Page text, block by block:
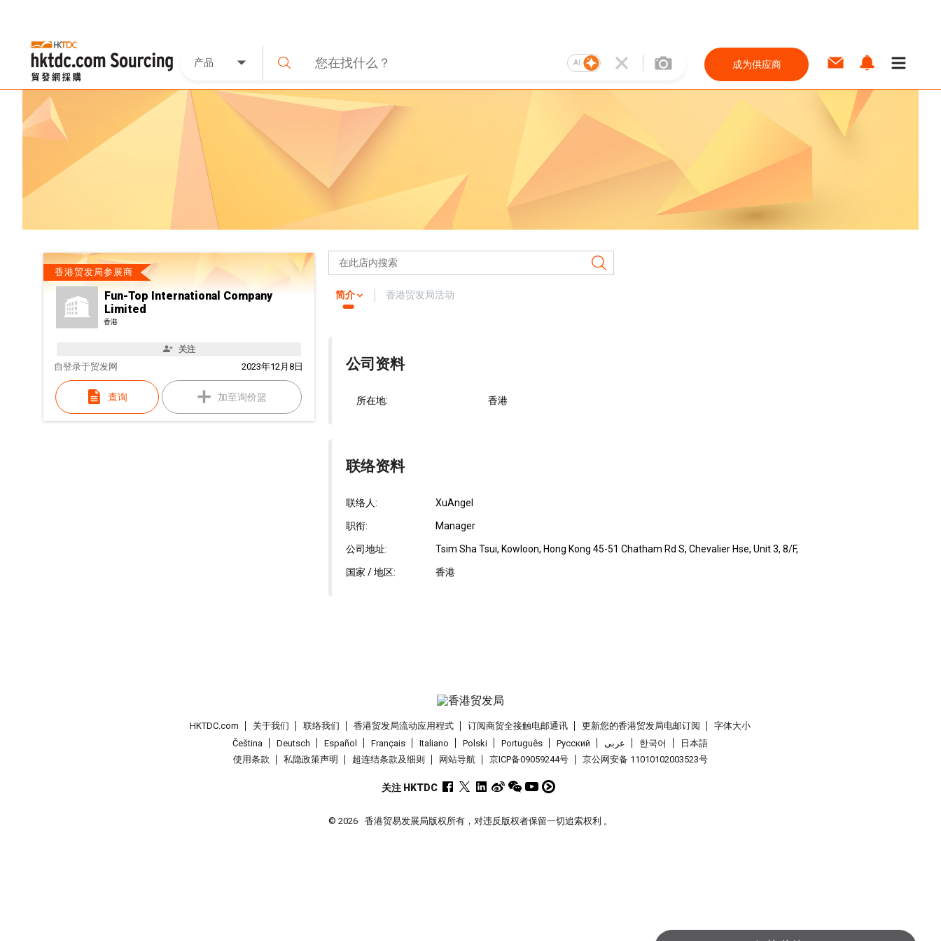
产品 AI 成为供应商
香港贸发局参展商
Fun-Top International Company
Limited
香港
关注
自 2023年12月8日
登录于贸发网
查询 加至询价篮
简介 香港贸发局活动
公司资料
所在地: 香港
联络资料
联络人: XuAngel
职衔: Manager
公司地址: Tsim Sha Tsui, Kowloon, Hong Kong 45-51 Chatham Rd S, Chevalier Hse, Unit 3, 8/F,
国家 / 地区: 香港
HKTDC.com 关于我们 联络我们 香港贸发局流动应用程式 订阅商贸全接触电邮通讯 更新您的香港贸发局电邮订阅
字体大小
Čeština
Deutsch Español Français Italiano Polski Português Pусский عربى 한국어
日本語
使用条款
私隐政策声明 超连结条款及细则 网站导航 京ICP备09059244号 京公网安备 11010102003523号
关注 HKTDC
© 2026 香港贸易发展局版权所有，对违反版权者保留一切追索权利 。